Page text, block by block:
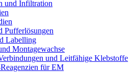
und Infiltration
Pufferlösungen
Labelling
Montagewachse
und Leitfähige Klebstoffe
für EM